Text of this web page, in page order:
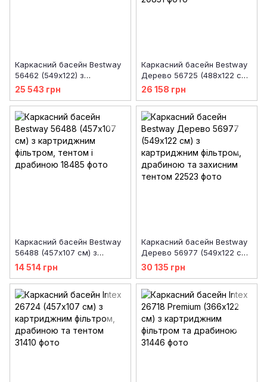
Каркасний басейн Bestway
56462 (549х122) з
картриджним фільтром,
драбиною та захисним
тентом
25 543 грн
Каркасний басейн Bestway
Дерево 56725 (488х122 см)
з картриджним фільтром,
драбиною та тентом
26 158 грн
Каркасний басейн Bestway
56488 (457х107 см) з
картриджним фільтром,
тентом і драбиною
14 514 грн
Каркасний басейн Bestway
Дерево 56977 (549х122 см)
з картриджним фільтром,
драбиною та захисним
тентом
30 135 грн